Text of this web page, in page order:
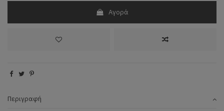
Αγορά
Περιγραφή